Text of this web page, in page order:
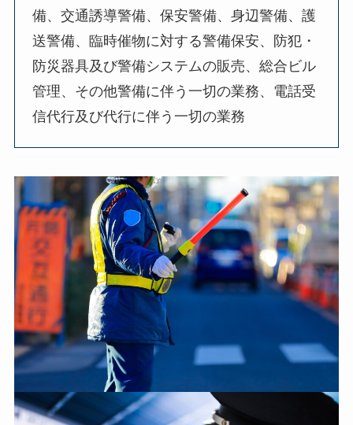
備、交通誘導警備、保安警備、身辺警備、護
送警備、臨時催物に対する警備保安、防犯・
防災器具及び警備システムの販売、総合ビル
管理、その他警備に伴う一切の業務、電話受
信代行及び代行に伴う一切の業務